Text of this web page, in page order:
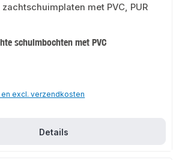
schuimbochten met PVC
en excl. verzendkosten
Details